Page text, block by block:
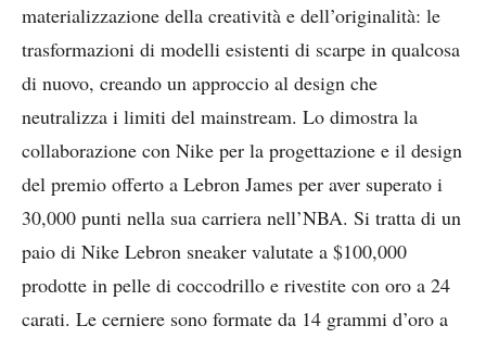
materializzazione della creatività e dell’originalità: le
trasformazioni di modelli esistenti di scarpe in qualcosa
di nuovo, creando un approccio al design che
neutralizza i limiti del mainstream. Lo dimostra la
collaborazione con Nike per la progettazione e il design
del premio offerto a Lebron James per aver superato i
30,000 punti nella sua carriera nell’NBA. Si tratta di un
paio di Nike Lebron sneaker valutate a $100,000
prodotte in pelle di coccodrillo e rivestite con oro a 24
carati. Le cerniere sono formate da 14 grammi d’oro a